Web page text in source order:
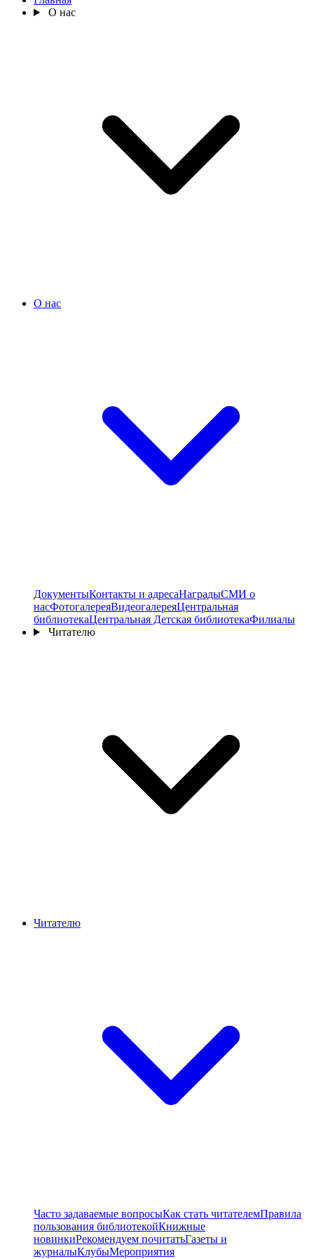
О нас
О нас
ДокументыКонтакты и адресаНаградыСМИ о
насФотогалереяВидеогалереяЦентральная
библиотекаЦентральная Детская библиотекаФилиалы
Читателю
Читателю
Часто задаваемые вопросыКак стать читателемПравила
пользования библиотекойКнижные
новинкиРекомендуем почитатьГазеты и
журналыКлубыМероприятия